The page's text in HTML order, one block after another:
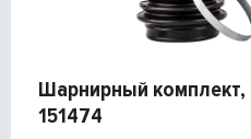
Шарнирный
151474